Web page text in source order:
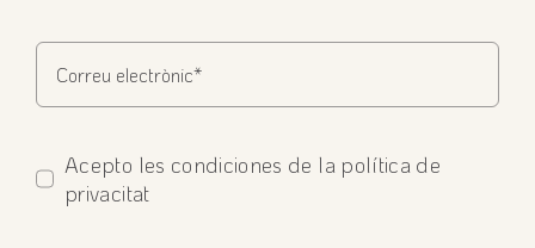
Acepto les condiciones de la política de
privacitat